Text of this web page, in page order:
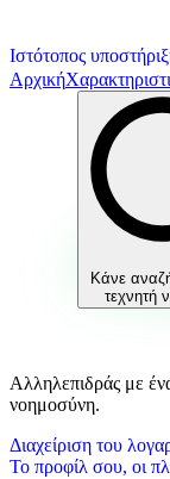
Ιστότοπος
Αρχική
Κάνε
τεχνητή
Αλληλεπιδράς με
νοημοσύνη.
Διαχείριση του
Το προφίλ σου, οι